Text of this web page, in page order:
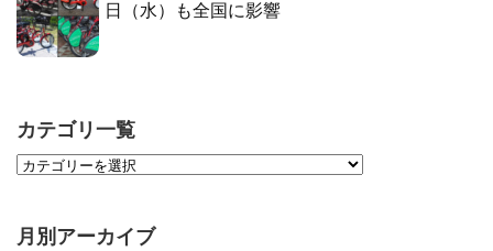
日（水）も全国に影響
カテゴリ一覧
月別アーカイブ